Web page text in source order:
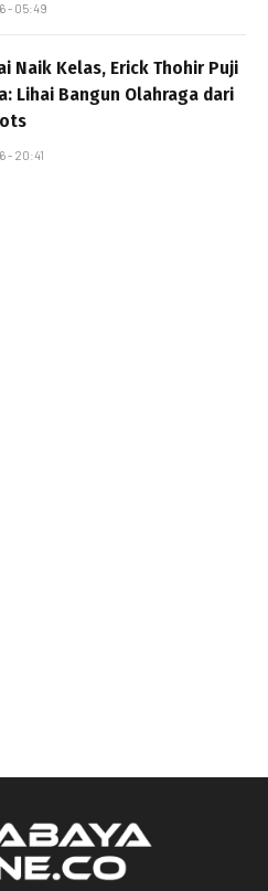
- 05:49
Naik Kelas, Erick Thohir Puji
Lihai Bangun Olahraga dari
- 20:41